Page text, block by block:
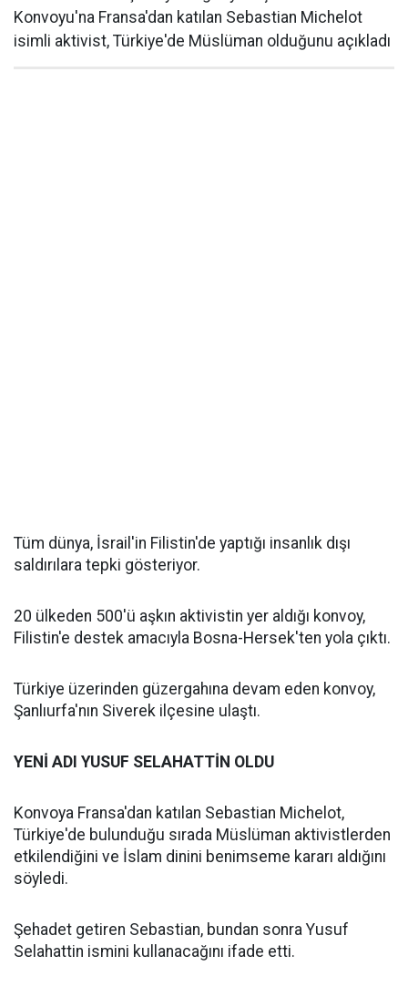
Konvoyu'na Fransa'dan katılan Sebastian Michelot
isimli aktivist, Türkiye'de Müslüman olduğunu açıkladı
Tüm dünya, İsrail'in Filistin'de yaptığı insanlık dışı
saldırılara tepki gösteriyor.
20 ülkeden 500'ü aşkın aktivistin yer aldığı konvoy,
Filistin'e destek amacıyla Bosna-Hersek'ten yola çıktı.
Türkiye üzerinden güzergahına devam eden konvoy,
Şanlıurfa'nın Siverek ilçesine ulaştı.
YENİ ADI YUSUF SELAHATTİN OLDU
Konvoya Fransa'dan katılan Sebastian Michelot,
Türkiye'de bulunduğu sırada Müslüman aktivistlerden
etkilendiğini ve İslam dinini benimseme kararı aldığını
söyledi.
Şehadet getiren Sebastian, bundan sonra Yusuf
Selahattin ismini kullanacağını ifade etti.